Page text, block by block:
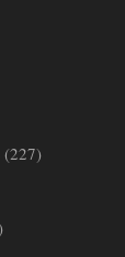
(227)